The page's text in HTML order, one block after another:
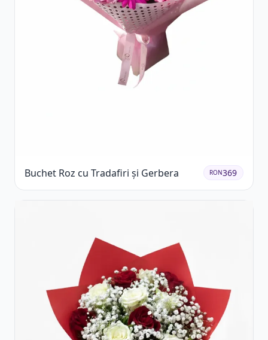
Buchet Roz cu Tradafiri și Gerbera RON369